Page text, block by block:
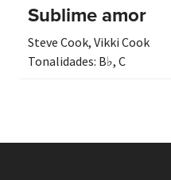
Sublime amor
Steve Cook, Vikki Cook
Tonalidades: B♭, C